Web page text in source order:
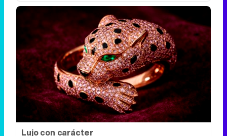
Lujo con carácter
Una joya para mujeres que no piden
permiso